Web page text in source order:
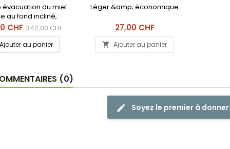
évacuation du miel
au fond incliné,
doseur perfection
goutte
CHF Prix
de
base
342,00 CHF
Ajouter au panier
Léger &amp; économique
Prix
27,00 CHF
 Ajouter au panier
(0)
Soyez le premier à